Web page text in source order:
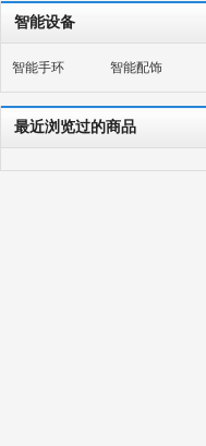
智能设备
智能手环 智能配饰
最近浏览过的商品